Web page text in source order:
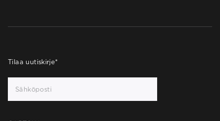
Tilaa uutiskirje*